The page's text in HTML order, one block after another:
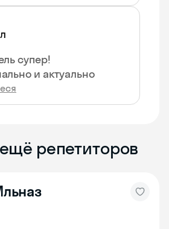
супер!
и актуально
репетиторов